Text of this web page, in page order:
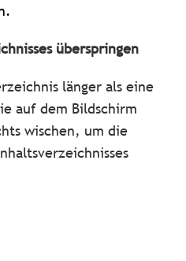
überspringen
länger als eine
auf dem Bildschirm
wischen, um die